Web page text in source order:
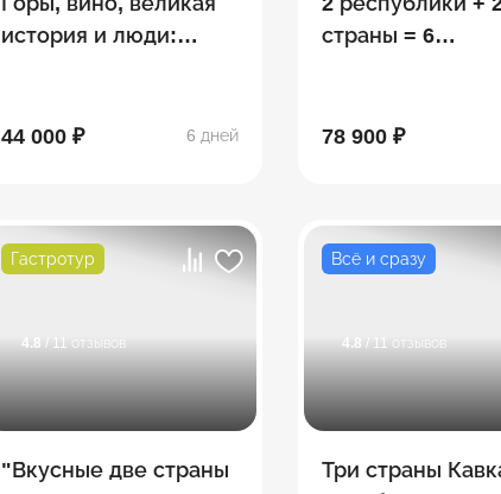
история и люди:
44 000 ₽ 6 дней
страны = 6
- Осетия - Грузия
78 900 ₽
Гастротур
4.8 / 11 отзывов
"Вкусные две страны
Всё и сразу
4.8 / 11 отзывов
Три страны